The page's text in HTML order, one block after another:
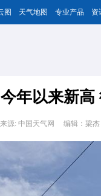
图 天气地图 专业产品 资
年以来新
来源: 中国天气网 编辑：梁杰